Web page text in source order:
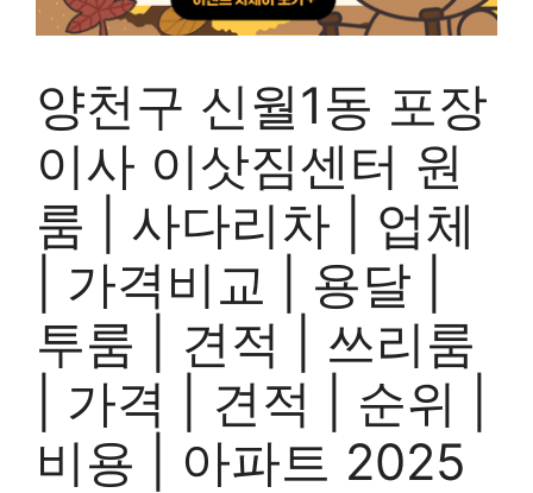
양천구 신월1동 포장
이사 이삿짐센터 원
룸 | 사다리차 | 업체
| 가격비교 | 용달 |
투룸 | 견적 | 쓰리룸
| 가격 | 견적 | 순위 |
비용 | 아파트 2025